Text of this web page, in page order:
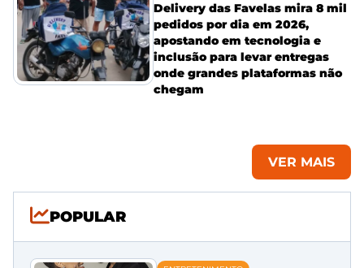
Delivery das Favelas mira 8 mil
pedidos por dia em 2026,
apostando em tecnologia e
inclusão para levar entregas
onde grandes plataformas não
chegam
VER MAIS
POPULAR